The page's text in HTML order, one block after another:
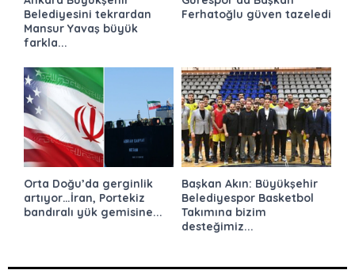
Belediyesini tekrardan
Mansur Yavaş büyük
farkla...
Ferhatoğlu güven tazeledi
Orta Doğu’da gerginlik
artıyor…İran, Portekiz
bandıralı yük gemisine...
Başkan Akın: Büyükşehir
Belediyespor Basketbol
Takımına bizim
desteğimiz...